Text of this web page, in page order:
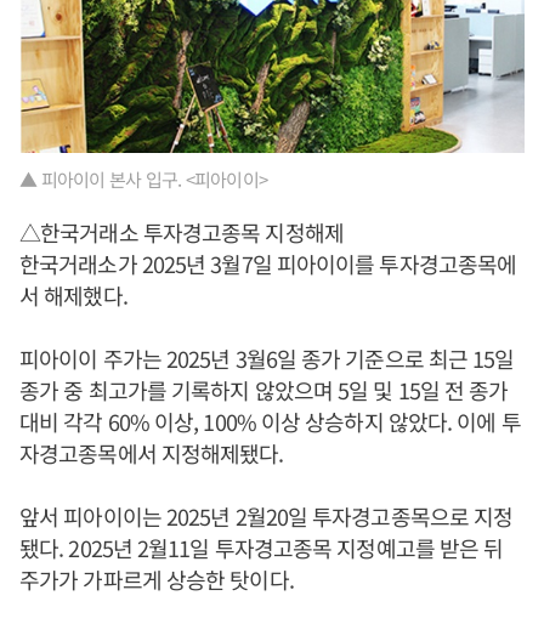
▲ 피아이이 본사 입구. <피아이이>
△한국거래소 투자경고종목 지정해제
한국거래소가 2025년 3월7일 피아이이를 투자경고종목에
서 해제했다.
피아이이 주가는 2025년 3월6일 종가 기준으로 최근 15일
종가 중 최고가를 기록하지 않았으며 5일 및 15일 전 종가
대비 각각 60% 이상, 100% 이상 상승하지 않았다. 이에 투
자경고종목에서 지정해제됐다.
앞서 피아이이는 2025년 2월20일 투자경고종목으로 지정
됐다. 2025년 2월11일 투자경고종목 지정예고를 받은 뒤
주가가 가파르게 상승한 탓이다.